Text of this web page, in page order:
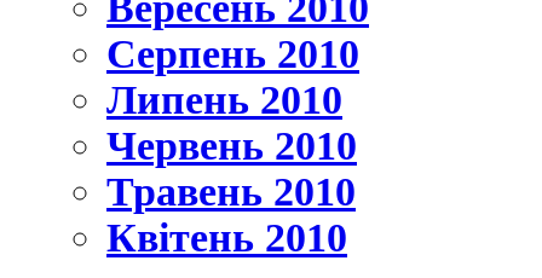
Серпень 2010
Липень 2010
Червень 2010
Травень 2010
Квітень 2010